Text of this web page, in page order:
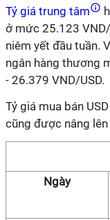
Tỷ giá trung tâm
ở mức 25.123
niêm yết đầu tuần.
ngân hàng thương
- 26.379 VND/USD.
Tỷ giá mua bán
cũng được nâng
Ngày